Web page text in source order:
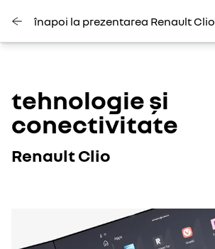
înapoi la prezentarea Renault Clio
tehnologie și
conectivitate
Renault Clio